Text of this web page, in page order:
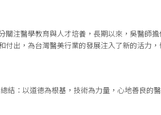
關注醫學教育與人才培養，長期以來，吳醫師
付出，為台灣醫美行業的發展注入了新的活力
結：以道德為根基，技術為力量，心地善良的